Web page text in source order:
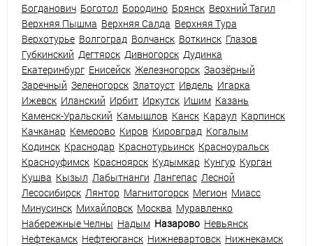
Богданович Боготол Бородино Брянск Верхний Тагил
Верхняя Пышма Верхняя Салда Верхняя Тура
Верхотурье Волгоград Волчанск Воткинск Глазов
Губкинский Дегтярск Дивногорск Дудинка
Екатеринбург Енисейск Железногорск Заозёрный
Заречный Зеленогорск Златоуст Ивдель Игарка
Ижевск Иланский Ирбит Иркутск Ишим Казань
Каменск-Уральский Камышлов Канск Караул Карпинск
Качканар Кемерово Киров Кировград Когалым
Кодинск Краснодар Краснотурьинск Красноуральск
Красноуфимск Красноярск Кудымкар Кунгур Курган
Кушва Кызыл Лабытнанги Лангепас Лесной
Лесосибирск Лянтор Магнитогорск Мегион Миасс
Минусинск Михайловск Москва Муравленко
Набережные Челны Надым Назарово Невьянск
Нефтекамск Нефтеюганск Нижневартовск Нижнекамск